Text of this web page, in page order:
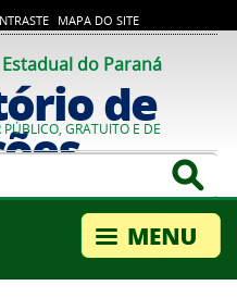
MAPA DO SITE
do Paraná
de
PÚBLICO, GRATUITO E DE